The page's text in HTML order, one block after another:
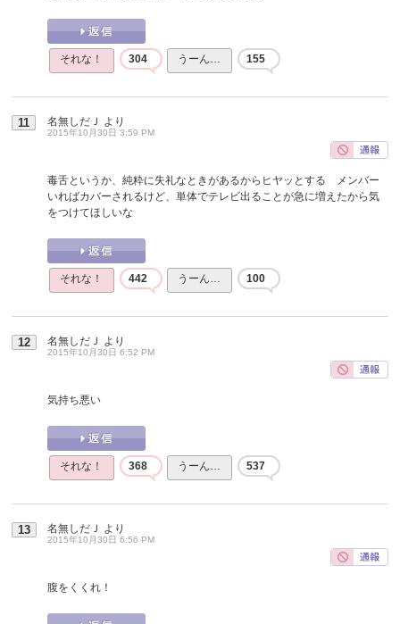
それな！ 304 うーん… 155
11 名無しだＪ より
2015年10月30日 3:59 PM
毒舌というか、純粋に失礼なときがあるからヒヤッとする メンバー
いればカバーされるけど、単体でテレビ出ることが急に増えたから気
をつけてほしいな
それな！ 442 うーん… 100
12 名無しだＪ より
2015年10月30日 6:52 PM
気持ち悪い
それな！ 368 うーん… 537
13 名無しだＪ より
2015年10月30日 6:56 PM
腹をくくれ！